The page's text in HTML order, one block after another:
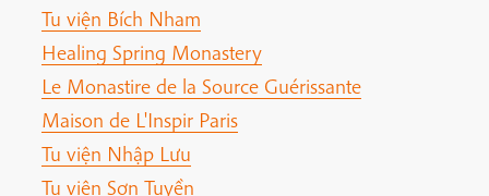
Tu viện Bích Nham
Healing Spring Monastery
Le Monastire de la Source Guérissante
Maison de L'Inspir Paris
Tu viện Nhập Lưu
Tu viện Sơn Tuyền